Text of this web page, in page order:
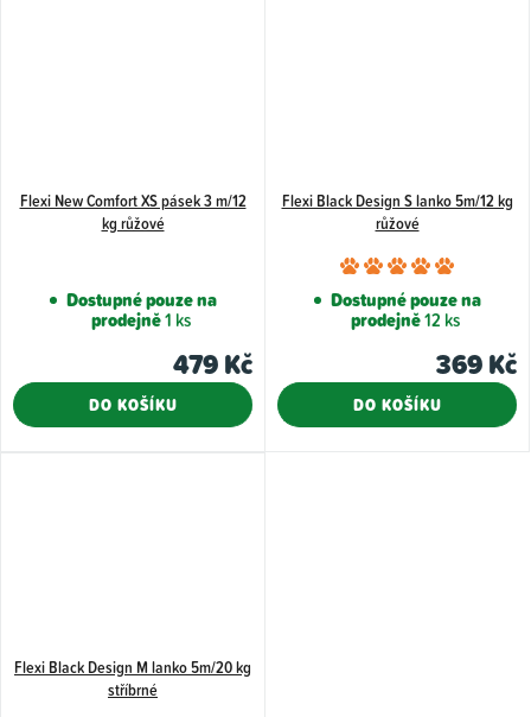
Flexi New Comfort XS pásek 3 m/12
kg růžové
Dostupné pouze na
prodejně1 ks
479 Kč
DO KOŠÍKU
Flexi Black Design S lanko 5m/12 kg
růžové
je
5,0
Dostupné pouze na
prodejně12 ks
369 Kč
DO KOŠÍKU
Flexi Black Design M lanko 5m/20 kg
stříbrné